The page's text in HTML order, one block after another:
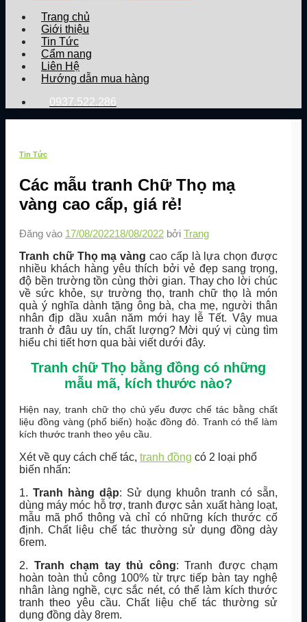
Trang chủ
Giới thiệu
Tin Tức
Cẩm nang
Liên Hệ
Hướng dẫn mua hàng
0937.522.286
Tin Tức
Các mẫu tranh Chữ Thọ mạ
vàng cao cấp, giá rẻ!
Đăng vào 17/08/202218/08/2022 bởi Trang
Tranh chữ Thọ mạ vàng cao cấp là lựa chọn được
nhiều khách hàng yêu thích bởi vẻ đẹp sang trọng,
độ bền trường tồn cùng thời gian. Thay cho lời chúc
về sức khỏe, sự trường thọ, tranh chữ thọ là món
quà ý nghĩa dành tặng ông bà, cha mẹ, người thân
nhân địp dầu xuân năm mới hay lễ Tết. Vậy mua
tranh ở đâu uy tín, chất lượng? Mời quý vị cùng tìm
hiểu chi tiết hơn qua bài viết dưới đây.
Tranh chữ Thọ bằng đồng có những
mẫu mã, kích thước nào?
Hiện nay, tranh chữ thọ chủ yếu được chế tác bằng chất
liệu đồng vàng (phổ biến) hoặc đồng đỏ. Tranh có thể làm
kích thước tranh theo yêu cầu.
Xét về quy cách chế tác, tranh đồng có 2 loại phổ
biến nhấn:
1. Tranh hàng dập: Sử dụng khuôn tranh có sẵn,
dùng máy móc hỗ trợ, tranh được sản xuất hàng loạt,
mẫu mã phổ thông và chỉ có những kích thước cố
định. Chất liệu chế tác thường sử dụng đồng dày
6rem.
2. Tranh chạm tay thủ công: Tranh được chạm
hoàn toàn thủ công 100% từ trực tiếp bàn tay nghệ
nhân làng nghề, cực sắc nét, có thể làm kích thước
tranh theo yêu cầu. Chất liệu chế tác thường sử
dụng đồng dày 8rem.